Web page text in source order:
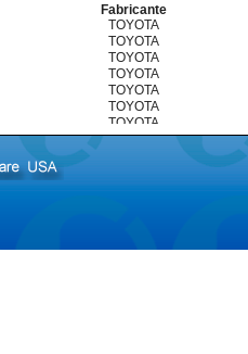
Fabricante
TOYOTA
TOYOTA
TOYOTA
TOYOTA
TOYOTA
TOYOTA
TOYOTA
TOYOTA